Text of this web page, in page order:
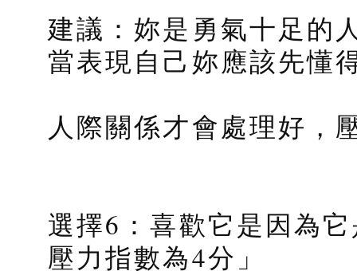
建議：妳是勇氣十足的
當表現自己妳應該先懂
人際關係才會處理好，
選擇6：喜歡它是因為
壓力指數為4分」